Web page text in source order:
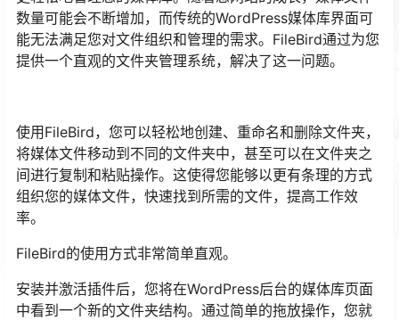
数量可能会不断增加，而传统的WordPress媒体库界面可
能无法满足您对文件组织和管理的需求。FileBird通过为您
提供一个直观的文件夹管理系统，解决了这一问题。
使用FileBird，您可以轻松地创建、重命名和删除文件夹，
将媒体文件移动到不同的文件夹中，甚至可以在文件夹之
间进行复制和粘贴操作。这使得您能够以更有条理的方式
组织您的媒体文件，快速找到所需的文件，提高工作效
率。
FileBird的使用方式非常简单直观。
安装并激活插件后，您将在WordPress后台的媒体库页面
中看到一个新的文件夹结构。通过简单的拖放操作，您就